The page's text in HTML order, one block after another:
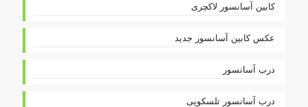
کابین آسانسور لاکچری
عکس کابین آسانسور جدید
درب آسانسور
درب آسانسور تلسکوپی